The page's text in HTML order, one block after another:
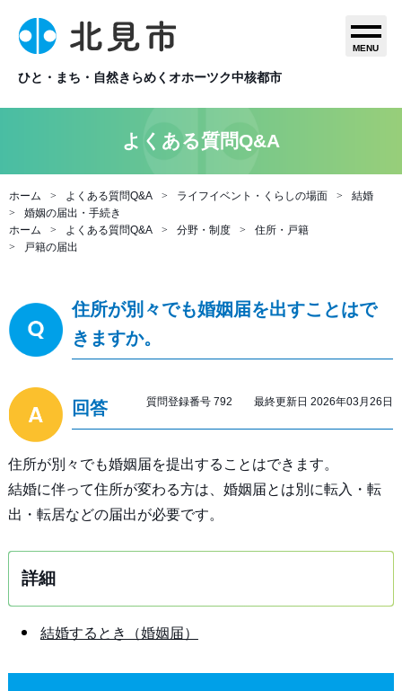
ひと・まち・自然きらめくオホーツク中核都市
MENU
よくある質問Q&A
ホーム よくある質問Q&A ライフイベント・くらしの場面
結婚
婚姻の届出・手続き
ホーム
よくある質問Q&A 分野・制度
住所・戸籍
戸籍の届出
住所が別々でも婚姻届を出すことはで
きますか。
回答 質問登録番号 792 最終更新日 2026年03月26日
住所が別々でも婚姻届を提出することはできます。
結婚に伴って住所が変わる方は、婚姻届とは別に転入・転
出・転居などの届出が必要です。
詳細
結婚するとき（婚姻届）